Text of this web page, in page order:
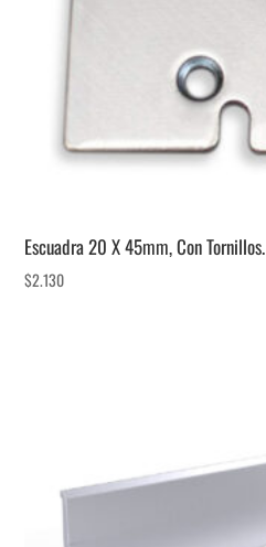
Escuadra 20 X 45mm, Con Tornillos.
$2.130